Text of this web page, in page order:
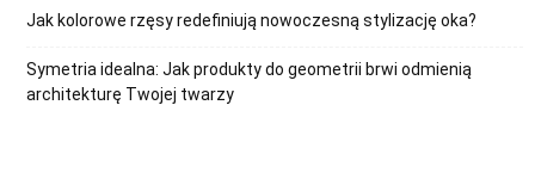
Jak kolorowe rzęsy redefiniują nowoczesną stylizację oka?
Symetria idealna: Jak produkty do geometrii brwi odmienią
architekturę Twojej twarzy